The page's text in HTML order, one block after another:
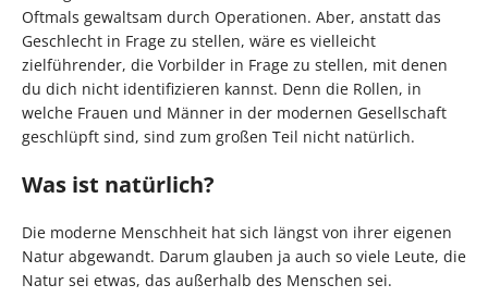
Oftmals gewaltsam durch Operationen. Aber, anstatt das
Geschlecht in Frage zu stellen, wäre es vielleicht
zielführender, die Vorbilder in Frage zu stellen, mit denen
du dich nicht identifizieren kannst. Denn die Rollen, in
welche Frauen und Männer in der modernen Gesellschaft
geschlüpft sind, sind zum großen Teil nicht natürlich.
Was ist natürlich?
Die moderne Menschheit hat sich längst von ihrer eigenen
Natur abgewandt. Darum glauben ja auch so viele Leute, die
Natur sei etwas, das außerhalb des Menschen sei.